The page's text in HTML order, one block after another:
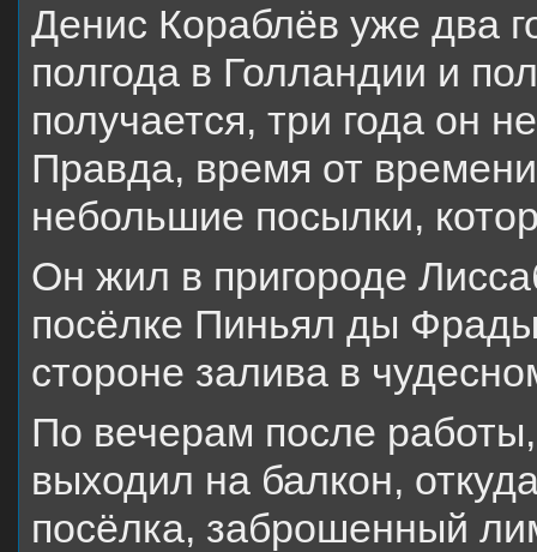
Денис Кораблёв уже два
полгода в Голландии и
получается, три года он
Правда, время от
небольшие посылки,
Он жил в пригороде
посёлке Пиньял ды
стороне залива в
По вечерам после
выходил на балкон,
посёлка, заброшенный